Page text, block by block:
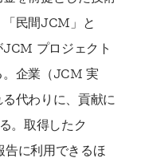
「民間JCM」と
プロジェクト
。企業（JCM 実
代わりに、貢献に
。取得したク
告に利用できるほ